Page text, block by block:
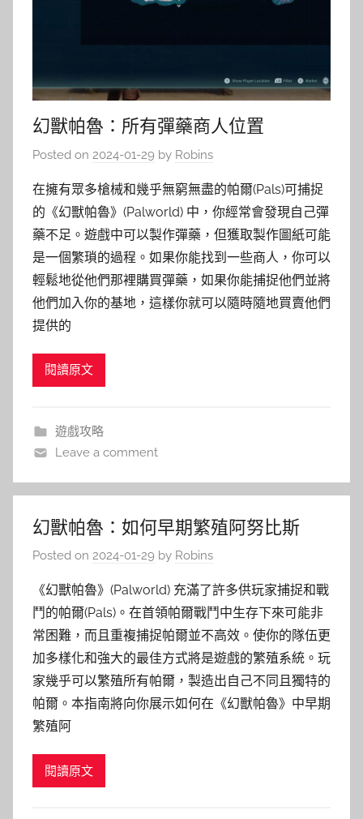
幻獸帕魯：所有彈藥商人位置
Posted on 2024-01-29 by Robins
在擁有眾多槍械和幾乎無窮無盡的帕爾(Pals)可捕捉
的《幻獸帕魯》(Palworld) 中，你經常會發現自己彈
藥不足。遊戲中可以製作彈藥，但獲取製作圖紙可能
是一個繁瑣的過程。如果你能找到一些商人，你可以
輕鬆地從他們那裡購買彈藥，如果你能捕捉他們並將
他們加入你的基地，這樣你就可以隨時隨地買賣他們
提供的
閱讀原文
遊戲攻略
Leave a comment
幻獸帕魯：如何早期繁殖阿努比斯
Posted on 2024-01-29 by Robins
《幻獸帕魯》(Palworld) 充滿了許多供玩家捕捉和戰
鬥的帕爾(Pals)。在首領帕爾戰鬥中生存下來可能非
常困難，而且重複捕捉帕爾並不高效。使你的隊伍更
加多樣化和強大的最佳方式將是遊戲的繁殖系統。玩
家幾乎可以繁殖所有帕爾，製造出自己不同且獨特的
帕爾。本指南將向你展示如何在《幻獸帕魯》中早期
繁殖阿
閱讀原文